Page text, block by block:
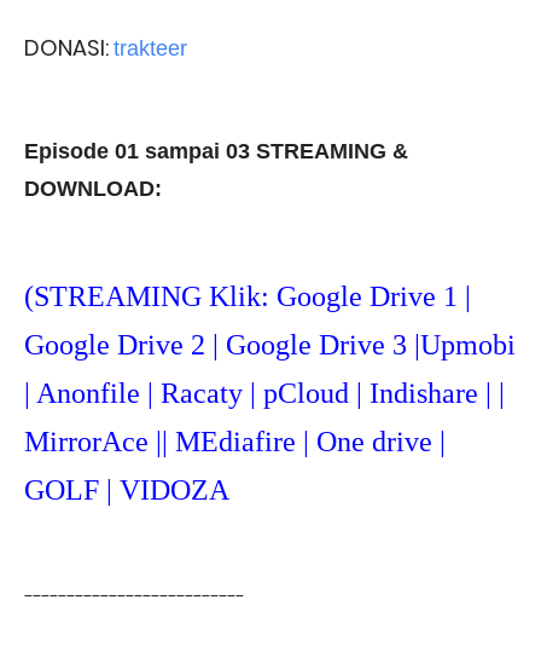
DONASI: trakteer
Episode 01 sampai 03 STREAMING &
DOWNLOAD:
(STREAMING Klik: Google Drive 1 |
Google Drive 2 | Google Drive 3 |Upmobi
| Anonfile | Racaty | pCloud | Indishare | |
MirrorAce || MEdiafire | One drive |
GOLF | VIDOZA